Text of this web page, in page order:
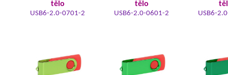
tělo
USB6-2.0-0701-2
tělo
USB6-2.0-0601-2 USB6-